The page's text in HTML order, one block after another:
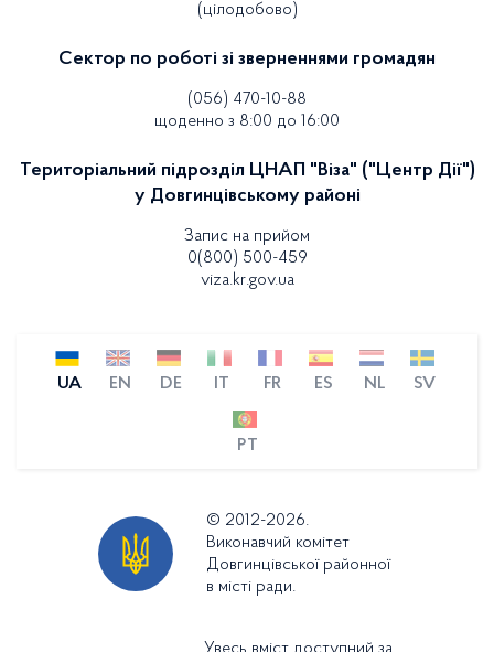
(цілодобово)
Сектор по роботі зі зверненнями громадян
(056) 470-10-88
щоденно з 8:00 до 16:00
Територіальний підрозділ ЦНАП "Віза" ("Центр Дії")
у Довгинцівському районі
Запис на прийом
0(800) 500-459
viza.kr.gov.ua
UA EN DE IT FR ES NL SV
PT
© 2012-2026.
Виконавчий комітет
Довгинцівської районної
в місті ради.